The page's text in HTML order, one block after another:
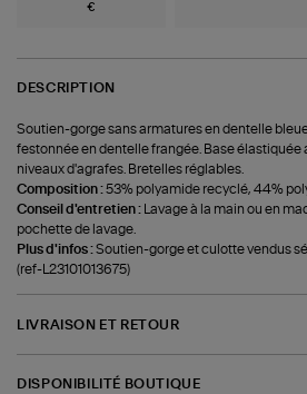
€
DESCRIPTION
Soutien-gorge sans armatures en dentelle
festonnée en dentelle frangée. Base élastiquée
niveaux d'agrafes. Bretelles réglables.
Composition :53% polyamide recyclé, 44%
Conseil d'entretien :
Lavage à la main ou en
pochette de lavage.
Plus d'infos :Soutien-gorge et culotte vendus
(ref-L23101013675)
LIVRAISON ET RETOUR
DISPONIBILITÉ BOUTIQUE